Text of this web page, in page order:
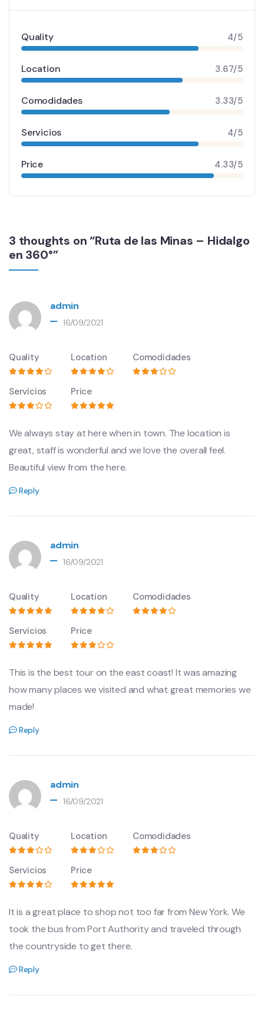
Quality 4/5
Location 3.67/5
Comodidades 3.33/5
Servicios 4/5
Price 4.33/5
3 thoughts on “Ruta de las Minas – Hidalgo
en 360°”
admin
16/09/2021
Quality Location Comodidades
Servicios Price
We always stay at here when in town. The location is
great, staff is wonderful and we love the overall feel.
Beautiful view from the here.
Reply
admin
16/09/2021
Quality Location Comodidades
Servicios Price
This is the best tour on the east coast! It was amazing
how many places we visited and what great memories we
made!
Reply
admin
16/09/2021
Quality Location Comodidades
Servicios Price
It is a great place to shop not too far from New York. We
took the bus from Port Authority and traveled through
the countryside to get there.
Reply